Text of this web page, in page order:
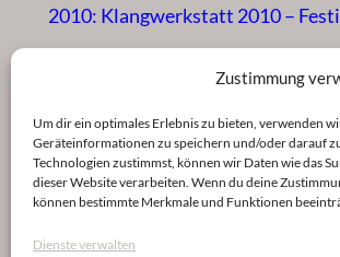
Zustimmung
Um dir ein optimales Erlebnis zu bieten, verwenden
Geräteinformationen zu speichern und/oder darauf
Technologien zustimmst, können wir Daten wie das
dieser Website verarbeiten. Wenn du deine
können bestimmte Merkmale und Funktionen
Dienste verwalten
2010: Klangwerkstatt 2010 –